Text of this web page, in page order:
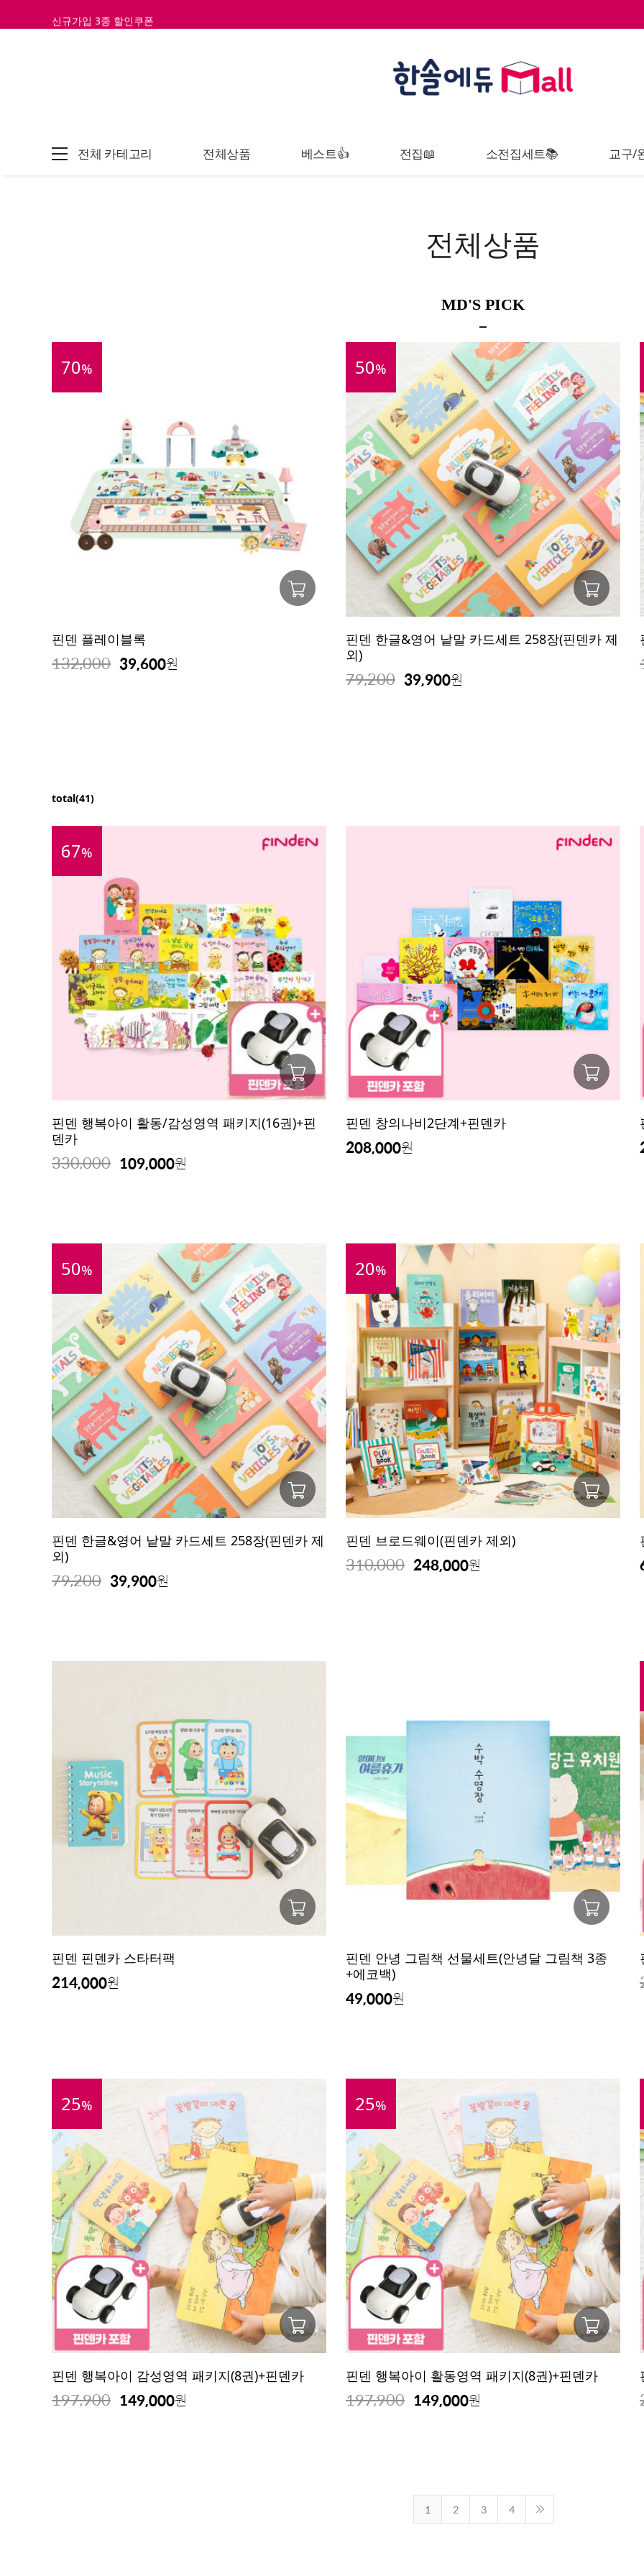
신규가입 3종 할인쿠폰
전체 카테고리 전체상품 베스트👍 전집📖 소전집세트📚 교구/
전체상품
MD'S PICK
70%
핀덴 플레이블록
132,000 39,600원
50%
핀덴 한글&영어 낱말 카드세트 258장(핀덴카 제
외)
79,200 39,900원
total(41)
67%
핀덴 행복아이 활동/감성영역 패키지(16권)+핀
덴카
330,000 109,000원
핀덴 창의나비2단계+핀덴카
208,000원
50%
핀덴 한글&영어 낱말 카드세트 258장(핀덴카 제
외)
79,200 39,900원
20%
핀덴 브로드웨이(핀덴카 제외)
310,000 248,000원
핀덴 핀덴카 스타터팩
214,000원
핀덴 안녕 그림책 선물세트(안녕달 그림책 3종
+에코백)
49,000원
25%
핀덴 행복아이 감성영역 패키지(8권)+핀덴카
197,900 149,000원
25%
핀덴 행복아이 활동영역 패키지(8권)+핀덴카
197,900 149,000원
1 2 3 4